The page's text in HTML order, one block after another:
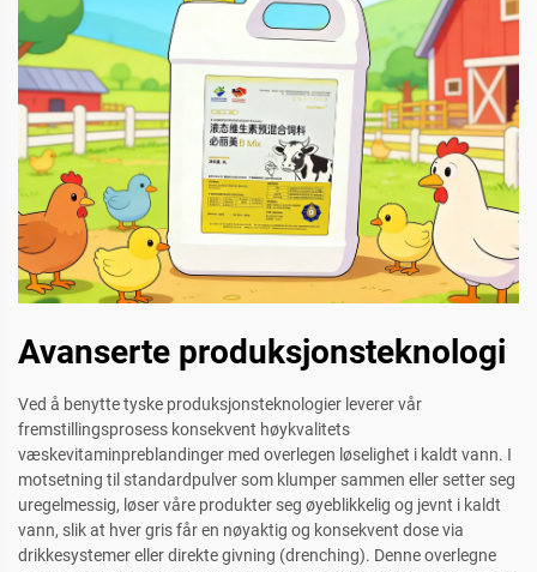
Avanserte produksjonsteknologi
Ved å benytte tyske produksjonsteknologier leverer vår
fremstillingsprosess konsekvent høykvalitets
væskevitaminpreblandinger med overlegen løselighet i kaldt vann. I
motsetning til standardpulver som klumper sammen eller setter seg
uregelmessig, løser våre produkter seg øyeblikkelig og jevnt i kaldt
vann, slik at hver gris får en nøyaktig og konsekvent dose via
drikkesystemer eller direkte givning (drenching). Denne overlegne